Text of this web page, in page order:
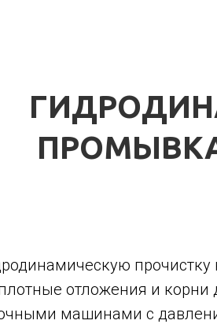
прочистку
отложения и
машинами с